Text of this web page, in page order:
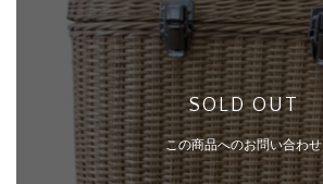
SOLD OUT
この商品へのお問い合わせ